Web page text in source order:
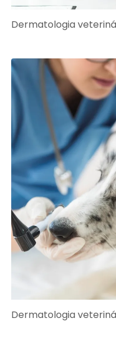
Dermatologia
Dermatologia